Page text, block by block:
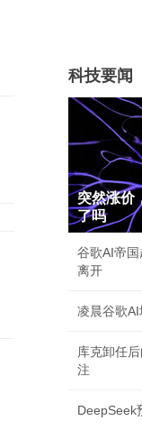
科技要闻
突然涨价
了吗
谷歌AI帝
离开
凌晨谷歌
库克卸任
注
DeepSeek